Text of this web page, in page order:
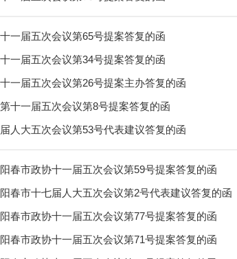
一届五次会议第65号提案答复的函
一届五次会议第34号提案答复的函
一届五次会议第26号提案主办答复的函
十一届五次会议第8号提案答复的函
人大五次会议第53号代表建议答复的函
春市政协十一届五次会议第59号提案答复的函
春市十七届人大五次会议第2号代表建议答复的函
春市政协十一届五次会议第77号提案答复的函
春市政协十一届五次会议第71号提案答复的函